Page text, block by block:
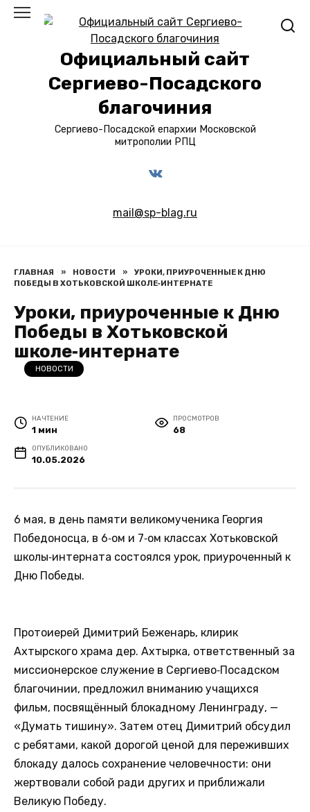
Перейти
Официальный сайт
Сергиево-Посадского
благочиния
Сергиево-Посадской епархии Московской
митрополии РПЦ
mail@sp-blag.ru
ГЛАВНАЯ » НОВОСТИ »
УРОКИ, ПРИУРОЧЕННЫЕ К ДНЮ
ПОБЕДЫ В ХОТЬКОВСКОЙ ШКОЛЕ‑ИНТЕРНАТЕ
Уроки, приуроченные к Дню
Победы в Хотьковской
школе‑интернате
НОВОСТИ
НА ЧТЕНИЕ
1 мин
ПРОСМОТРОВ
68
ОПУБЛИКОВАНО
10.05.2026
6 мая, в день памяти великомученика Георгия
Победоносца, в 6‑ом и 7‑ом классах Хотьковской
школы‑интерната состоялся урок, приуроченный к
Дню Победы.
Протоиерей Димитрий Беженарь, клирик
Ахтырского храма дер. Ахтырка, ответственный за
миссионерское служение в Сергиево‑Посадском
благочинии, предложил вниманию учащихся
фильм, посвящённый блокадному Ленинграду, —
«Думать тишину». Затем отец Димитрий обсудил
с ребятами, какой дорогой ценой для переживших
блокаду далось сохранение человечности: они
жертвовали собой ради других и приближали
Великую Победу.